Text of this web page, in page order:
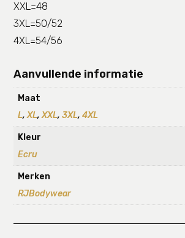
XXL=48
3XL=50/52
4XL=54/56
Aanvullende informatie
Maat
L,XL,XXL,3XL,4XL
Kleur
Ecru
Merken
RJBodywear